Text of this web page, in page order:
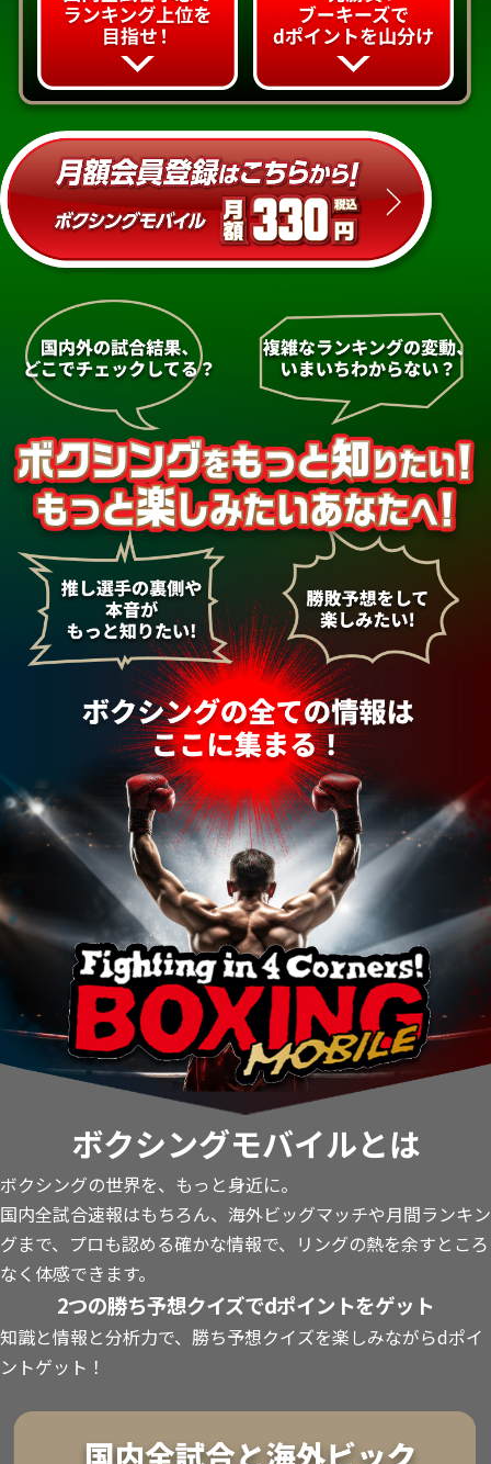
ボクシングモバイルとは
ボクシングの世界を、もっと身近に。
国内全試合速報はもちろん、海外ビッグマッチや月間ランキン
グまで、プロも認める確かな情報で、リングの熱を余すところ
なく体感できます。
2つの勝ち予想クイズでdポイントをゲット
知識と情報と分析力で、勝ち予想クイズを楽しみながらdポイ
ントゲット！